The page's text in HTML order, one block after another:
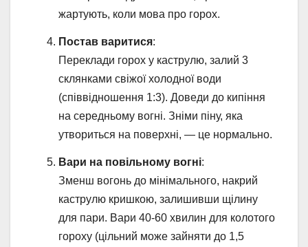
жартують, коли мова про горох.
Постав варитися:
Переклади горох у каструлю, залий 3
склянками свіжої холодної води
(співвідношення 1:3). Доведи до кипіння
на середньому вогні. Зніми піну, яка
утвориться на поверхні, — це нормально.
Вари на повільному вогні:
Зменш вогонь до мінімального, накрий
каструлю кришкою, залишивши щілину
для пари. Вари 40-60 хвилин для колотого
гороху (цільний може зайняти до 1,5